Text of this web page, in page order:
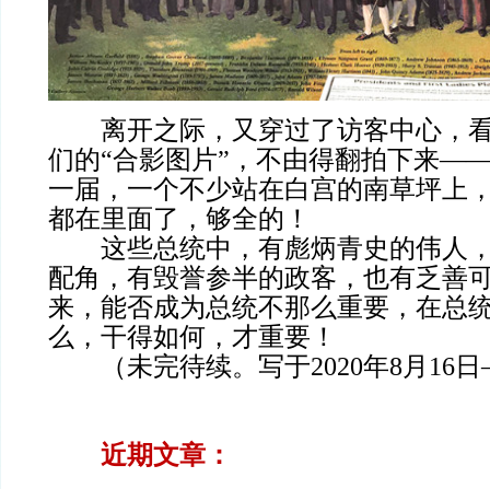
离开之际，又穿过了访客中心，
们的“合影图片”，不由得翻拍下来
一届，一个不少站在白宫的南草坪上
都在里面了，够全的！
这些总统中，有彪炳青史的伟人
配角，有毁誉参半的政客，也有乏善
来，能否成为总统不那么重要，在总
么，干得如何，才重要！
（未完待续。写于2020年8月16日
近期文章：